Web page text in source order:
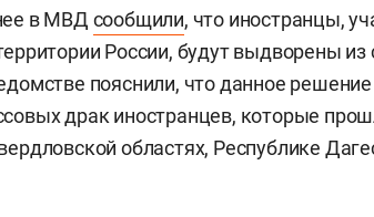
в МВД сообщили, что иностранцы,
России, будут выдворены
пояснили, что данное
драк иностранцев, которые
областях, Республике